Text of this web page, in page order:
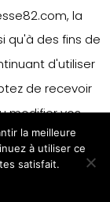
la
qu'à des fins de
d'utiliser
de recevoir
modifier vos
de vous référer
Accepter
la meilleure
à utiliser ce
satisfait.